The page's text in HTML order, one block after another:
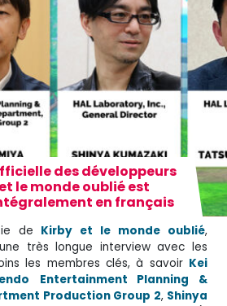
des développeurs
le monde oublié est
en français
de Kirby et le monde oublié,
très longue interview avec les
les membres clés, à savoir Kei
Entertainment Planning &
Production Group 2, Shinya